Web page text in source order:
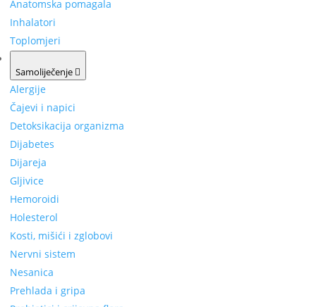
Anatomska pomagala
Inhalatori
Toplomjeri
Samoliječenje
Alergije
Čajevi i napici
Detoksikacija organizma
Dijabetes
Dijareja
Gljivice
Hemoroidi
Holesterol
Kosti, mišići i zglobovi
Nervni sistem
Nesanica
Prehlada i gripa